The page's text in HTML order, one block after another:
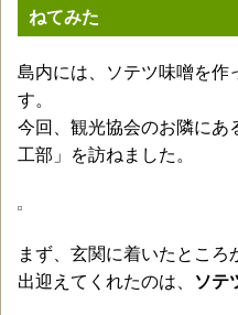
ねてみた
島内には、ソテツ味噌を作
す。
今回、観光協会のお隣にあ
工部」を訪ねました。
まず、玄関に着いたところ
出迎えてくれたのは、
ソテ